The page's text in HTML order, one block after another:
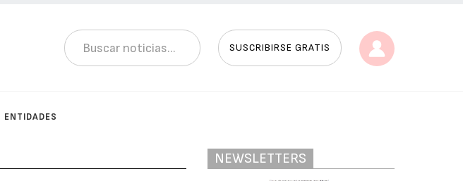
SUSCRIBIRSE GRATIS
ENTIDADES
NEWSLETTERS